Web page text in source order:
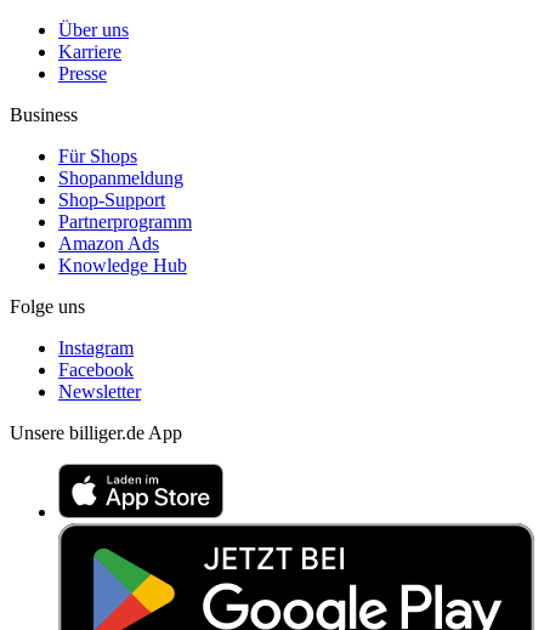
Über uns
Karriere
Presse
Business
Für Shops
Shopanmeldung
Shop-Support
Partnerprogramm
Amazon Ads
Knowledge Hub
Folge uns
Instagram
Facebook
Newsletter
Unsere billiger.de App